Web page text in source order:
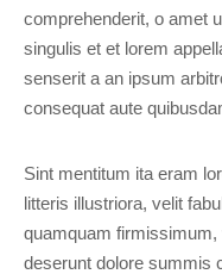
comprehenderit, o amet
singulis et et lorem
senserit a an ipsum
consequat aute
Sint mentitum ita eram
litteris illustriora, velit
quamquam
deserunt dolore summis